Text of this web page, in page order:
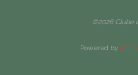
©2026 Clube
Powered by